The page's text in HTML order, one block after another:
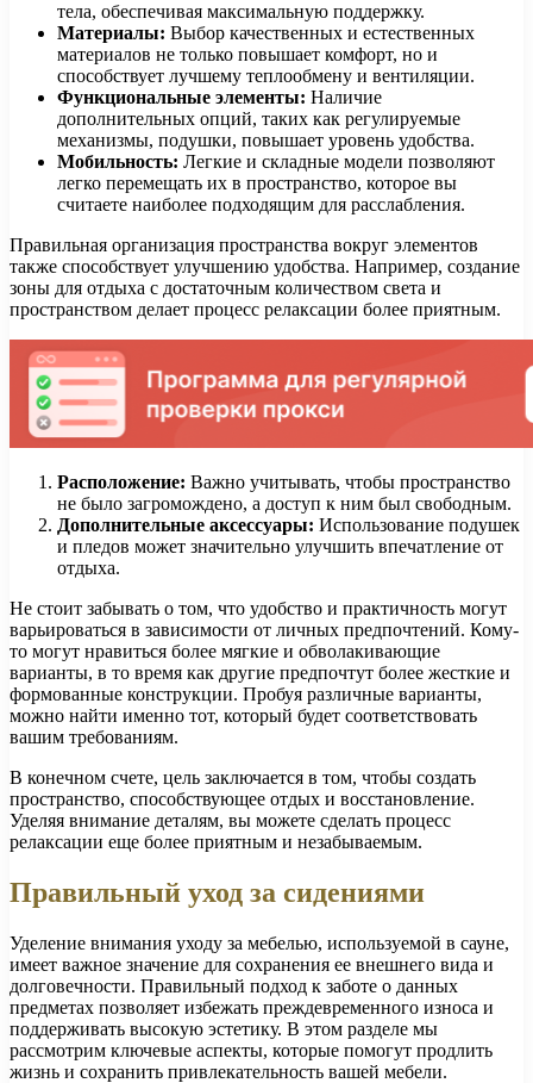
тела, обеспечивая максимальную поддержку.
Материалы: Выбор качественных и естественных
материалов не только повышает комфорт, но и
способствует лучшему теплообмену и вентиляции.
Функциональные элементы: Наличие
дополнительных опций, таких как регулируемые
механизмы, подушки, повышает уровень удобства.
Мобильность: Легкие и складные модели позволяют
легко перемещать их в пространство, которое вы
считаете наиболее подходящим для расслабления.
Правильная организация пространства вокруг элементов
также способствует улучшению удобства. Например, создание
зоны для отдыха с достаточным количеством света и
пространством делает процесс релаксации более приятным.
Расположение: Важно учитывать, чтобы пространство
не было загромождено, а доступ к ним был свободным.
Дополнительные аксессуары: Использование подушек
и пледов может значительно улучшить впечатление от
отдыха.
Не стоит забывать о том, что удобство и практичность могут
варьироваться в зависимости от личных предпочтений. Кому-
то могут нравиться более мягкие и обволакивающие
варианты, в то время как другие предпочтут более жесткие и
формованные конструкции. Пробуя различные варианты,
можно найти именно тот, который будет соответствовать
вашим требованиям.
В конечном счете, цель заключается в том, чтобы создать
пространство, способствующее отдых и восстановление.
Уделяя внимание деталям, вы можете сделать процесс
релаксации еще более приятным и незабываемым.
Правильный уход за сидениями
Уделение внимания уходу за мебелью, используемой в сауне,
имеет важное значение для сохранения ее внешнего вида и
долговечности. Правильный подход к заботе о данных
предметах позволяет избежать преждевременного износа и
поддерживать высокую эстетику. В этом разделе мы
рассмотрим ключевые аспекты, которые помогут продлить
жизнь и сохранить привлекательность вашей мебели.